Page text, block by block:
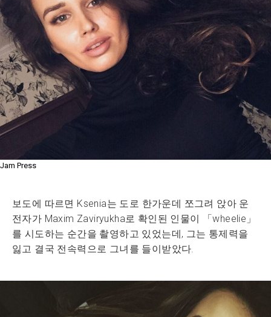
Jam Press
보도에 따르면 Ksenia는 도로 한가운데 쪼그려 앉아 운
전자가 Maxim Zaviryukha로 확인된 인물이 「wheelie」
를 시도하는 순간을 촬영하고 있었는데, 그는 통제력을
잃고 결국 전속력으로 그녀를 들이받았다.